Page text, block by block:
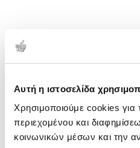
Αυτή η ιστοσελίδα
Χρησιμοποιούμε cookies για
περιεχομένου και
κοινωνικών μέσων και την